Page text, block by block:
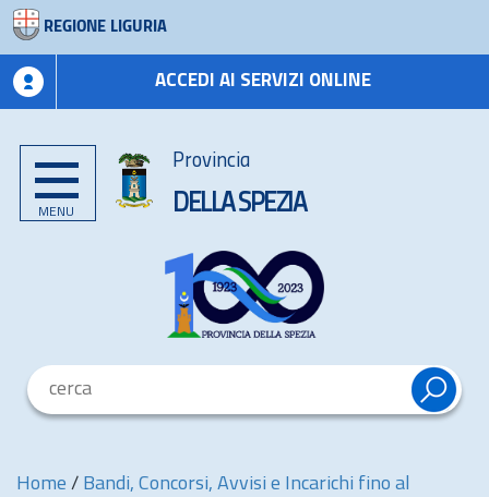
REGIONE LIGURIA
ACCEDI AI SERVIZI ONLINE
MENU
Provincia
DELLA SPEZIA
Home / Bandi, Concorsi, Avvisi e Incarichi fino al